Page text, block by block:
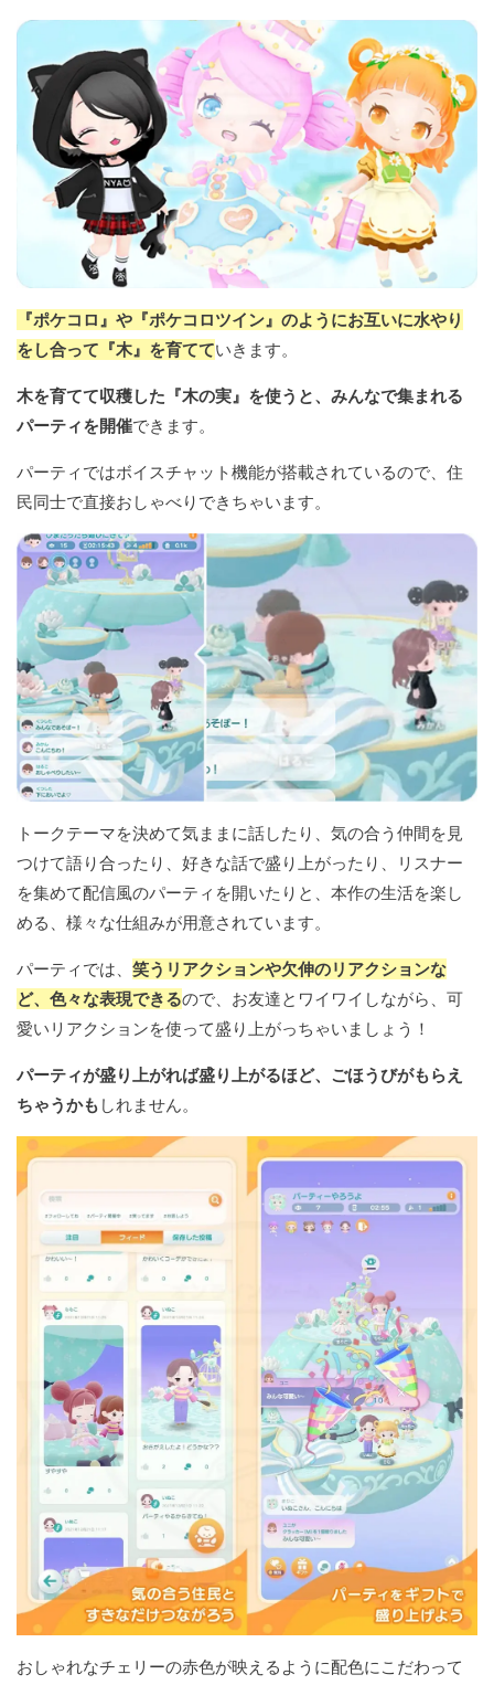
『ポケコロ』や『ポケコロツイン』のようにお互いに水やり
をし合って『木』を育てていきます。
木を育てて収穫した『木の実』を使うと、みんなで集まれる
パーティを開催できます。
パーティではボイスチャット機能が搭載されているので、住
民同士で直接おしゃべりできちゃいます。
トークテーマを決めて気ままに話したり、気の合う仲間を見
つけて語り合ったり、好きな話で盛り上がったり、リスナー
を集めて配信風のパーティを開いたりと、本作の生活を楽し
める、様々な仕組みが用意されています。
パーティでは、 笑うリアクションや欠伸のリアクションな
ど、色々な表現できるので、お友達とワイワイしながら、可
愛いリアクションを使って盛り上がっちゃいましょう！
パーティが盛り上がれば盛り上がるほど、ごほうびがもらえ
ちゃうかも しれません。
おしゃれなチェリーの赤色が映えるように配色にこだわって